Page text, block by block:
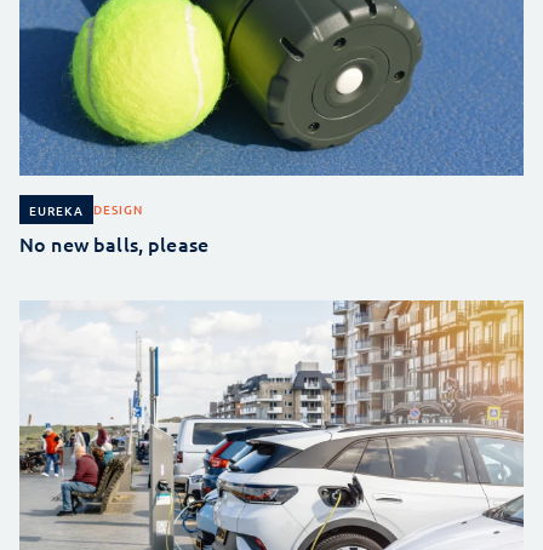
EUREKA DESIGN
No new balls, please